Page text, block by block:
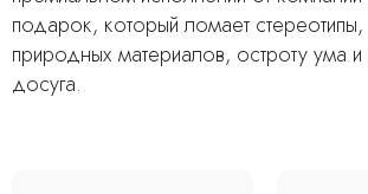
подарок, который ломает стереотипы,
природных материалов, остроту ума и
досуга.